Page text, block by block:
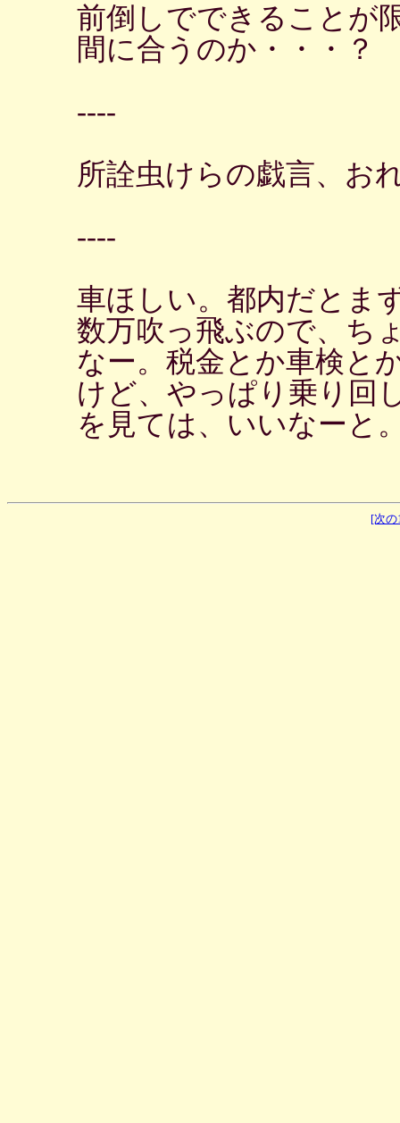
前倒しでできることが
間に合うのか・・・？
----
所詮虫けらの戯言、お
----
車ほしい。都内だとま
数万吹っ飛ぶので、ち
なー。税金とか車検と
けど、やっぱり乗り回
を見ては、いいなーと
[次